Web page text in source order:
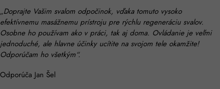
„Doprajte Vašim svalom odpočinok, vďaka tomuto vysoko
efektívnemu masážnemu prístroju pre rýchlu regeneráciu svalov.
Osobne ho používam ako v práci, tak aj doma. Ovládanie je veľmi
jednoduché, ale hlavne účinky ucítite na svojom tele okamžite!
Odporúčam ho všetkým“.
Odporúča Jan Šel